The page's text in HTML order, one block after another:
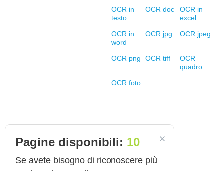
OCR in
testo
OCR doc
OCR in
excel
OCR in
word
OCR jpg OCR jpeg
OCR png OCR tiff
OCR
quadro
OCR foto
Pagine disponibili: 10
Se avete bisogno di riconoscere più